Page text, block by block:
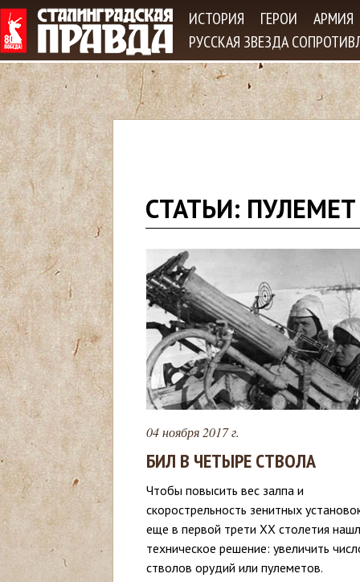
ИСТОРИЯ ГЕРОИ
АРМИЯ
РУССКАЯ ЗВЕЗДА
ы
з
д
е
с
ь
СТАТЬИ: ПУЛЕМЕТ
04 ноября 2017 г.
БИЛ В ЧЕТЫРЕ СТВОЛА
Чтобы повысить вес залпа и
скорострельность зенитных
еще в первой трети ХХ столетия
техническое решение: увеличить
стволов орудий или пулеметов.